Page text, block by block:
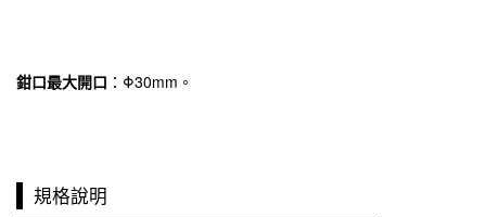
鉗口最大開口 ：Φ30mm。
規格說明